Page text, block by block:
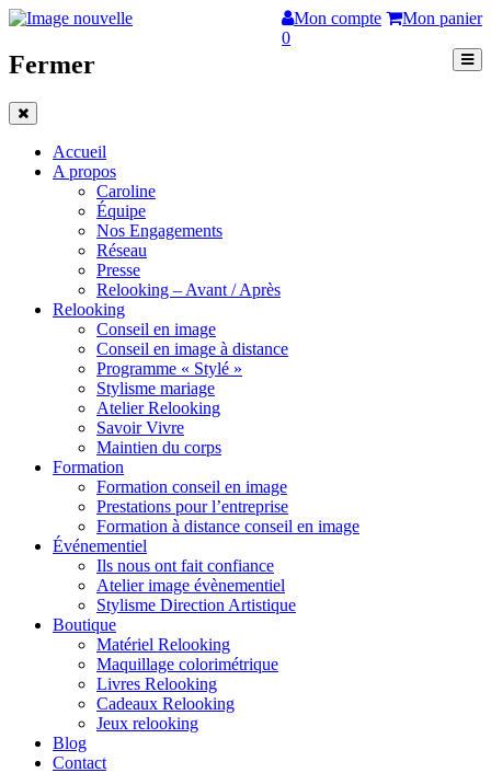
Mon compte
Mon panier
0
Fermer
Accueil
A propos
Caroline
Équipe
Nos Engagements
Réseau
Presse
Relooking – Avant / Après
Relooking
Conseil en image
Conseil en image à distance
Programme « Stylé »
Stylisme mariage
Atelier Relooking
Savoir Vivre
Maintien du corps
Formation
Formation conseil en image
Prestations pour l’entreprise
Formation à distance conseil en image
Événementiel
Ils nous ont fait confiance
Atelier image évènementiel
Stylisme Direction Artistique
Boutique
Matériel Relooking
Maquillage colorimétrique
Livres Relooking
Cadeaux Relooking
Jeux relooking
Blog
Contact